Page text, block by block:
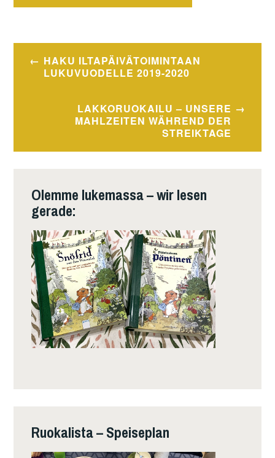
Beitragsnavigation
HAKU ILTAPÄIVÄTOIMINTAAN
LUKUVUODELLE 2019-2020
LAKKORUOKAILU – UNSERE
MAHLZEITEN WÄHREND DER
STREIKTAGE
Olemme lukemassa – wir lesen
gerade:
Ruokalista – Speiseplan